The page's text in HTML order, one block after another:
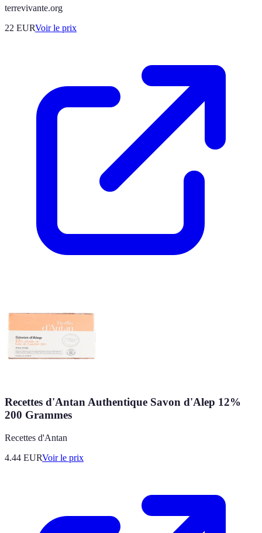
terrevivante.org
22 EURVoir le prix
Recettes d'Antan Authentique Savon d'Alep 12%
200 Grammes
Recettes d'Antan
4.44 EURVoir le prix